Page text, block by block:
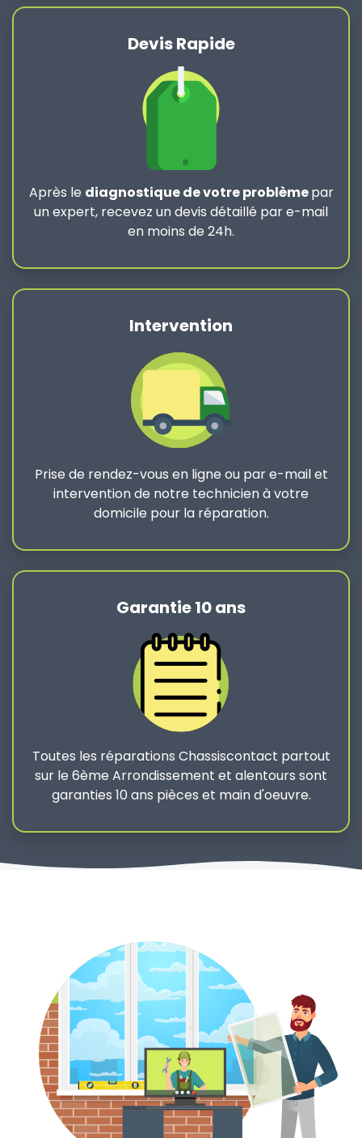
Devis Rapide
Après le diagnostique de votre problèmepar
un expert, recevez un devis détaillé par e-mail
en moins de 24h.
Intervention
Prise de rendez-vous en ligne ou par e-mail et
intervention de notre technicien à votre
domicile pour la réparation.
Garantie 10 ans
Toutes les réparations Chassiscontact partout
sur le 6ème Arrondissement et alentours sont
garanties 10 ans pièces et main d'oeuvre.